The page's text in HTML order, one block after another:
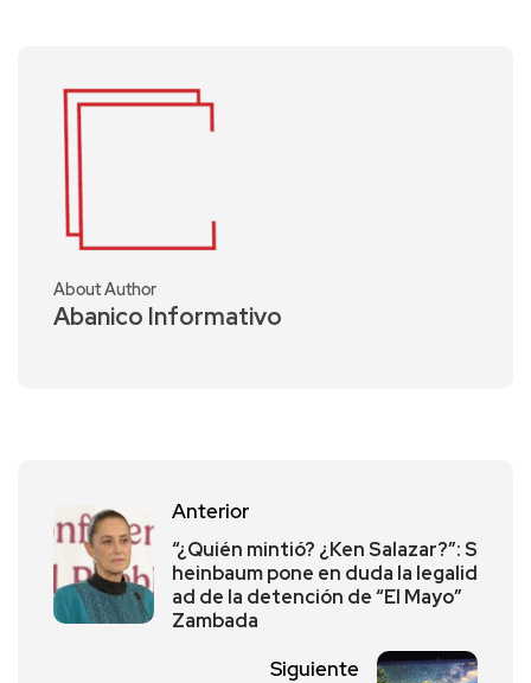
About Author
Abanico Informativo
Anterior
“¿Quién mintió? ¿Ken Salazar?”: S
heinbaum pone en duda la legalid
ad de la detención de “El Mayo”
Zambada
Siguiente